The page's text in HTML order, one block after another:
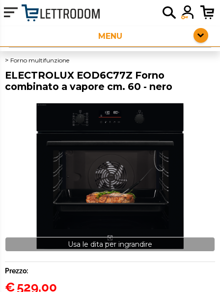
HOME PAGE
ELETTRODOMESTICI LIBERA INSTALLAZIONE
PICCOLI ELETTRODOMESTICI
SERVIZI AGGIUNTIVI
OUTLET
Forno multifunzione
ELECTROLUX EOD6C77Z Forno
combinato a vapore cm. 60 - nero
Usa le dita per ingrandire
Prezzo:
€529,00